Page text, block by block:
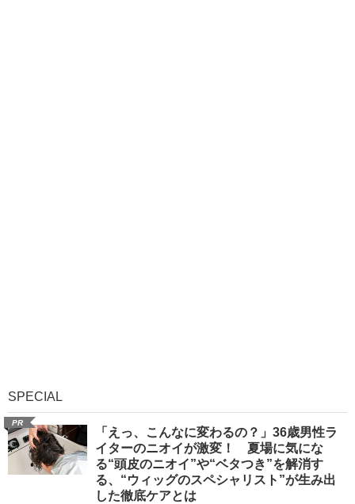
SPECIAL
PR
「えっ、こんなに変わるの？」36歳男性ラ
イターのニオイが激変！ 夏場に気にな
る“頭皮のニオイ”や“ベタつき”を解消す
る、“ウィッグのスペシャリスト”が生み出
した徹底ケアとは